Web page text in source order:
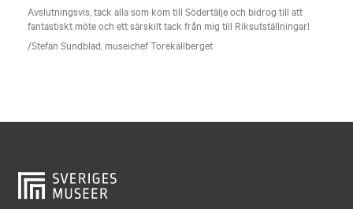
Avslutningsvis, tack alla som kom till Södertälje och bidrog till att
fantastiskt möte och ett särskilt tack från mig till Riksutställningar!
/Stefan Sundblad, museichef Torekällberget